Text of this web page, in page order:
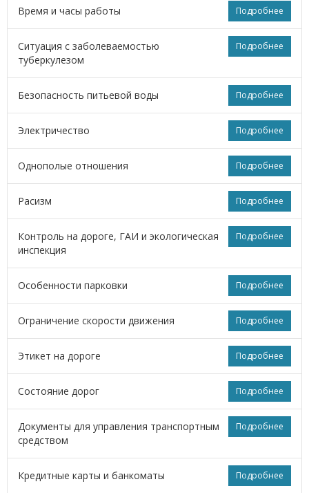
Подробнее
Время и часы работы
Подробнее
Ситуация с заболеваемостью
туберкулезом
Подробнее
Безопасность питьевой воды
Подробнее
Электричество
Подробнее
Однополые отношения
Подробнее
Расизм
Подробнее
Контроль на дороге, ГАИ и экологическая
инспекция
Подробнее
Особенности парковки
Подробнее
Ограничение скорости движения
Подробнее
Этикет на дороге
Подробнее
Состояние дорог
Подробнее
Документы для управления транспортным
средством
Подробнее
Кредитные карты и банкоматы